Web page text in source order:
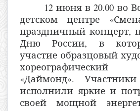
12 июня в 20.00 во
детском центре
праздничный концерт,
Дню России, в
участие образцовый
хореографический
«Даймонд».
исполнили яркие и
своей мощной